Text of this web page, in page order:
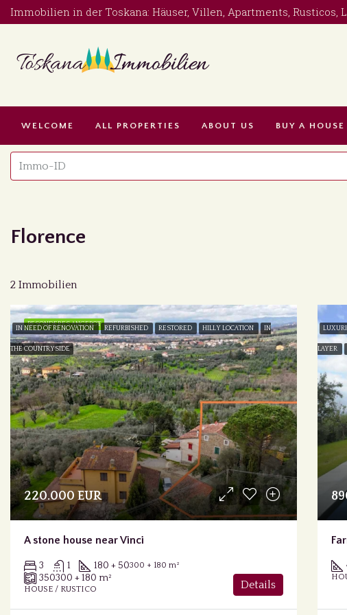
Immobilien in der Toskana: Häuser, Villen, Apartments, Rusticos,
WELCOME ALL PROPERTIES ABOUT US BUY A HOUSE
Florence
2 Immobilien
BESONDERES ANGEBOT
IN NEED OF RENOVATION REFURBISHED RESTORED HILLY LOCATION IN
THE COUNTRYSIDE
220.000 EUR
A stone house near Vinci
3 1 180 + 50300 + 180 m²
350300 + 180 m²
HOUSE / RUSTICO Details
LAYER